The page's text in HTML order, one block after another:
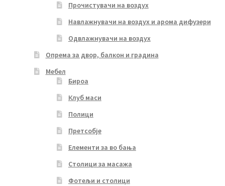
Прочистувачи на воздух
Навлажнувачи на воздух и арома дифузери
Одвлажнувачи на воздух
Опрема за двор, балкон и градина
Мебел
Бироа
Клуб маси
Полици
Претсобје
Елементи за во бања
Столици за масажа
Фотељи и столици